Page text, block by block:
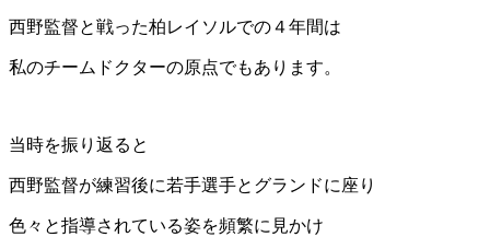
西野監督と戦った柏レイソルでの４年間は
私のチームドクターの原点でもあります。
当時を振り返ると
西野監督が練習後に若手選手とグランドに座り
色々と指導されている姿を頻繁に見かけ